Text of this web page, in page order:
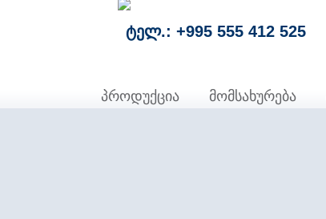
ტელ.: +995 555 412 525
პროდუქცია მომსახურება